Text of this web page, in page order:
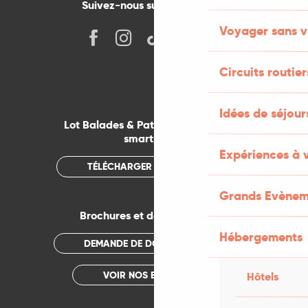
Voyager sans
Circuits
Idées de
Expériences à
Grands
Hébergements
Hôtels
Suivez-nous sur les réseaux !
Lot Balades & Patrimoines sur votre
smartphone
TÉLÉCHARGER L'APPLICATION
Brochures et documentations
DEMANDE DE DOCUMENTATION
VOIR NOS BROCHURES